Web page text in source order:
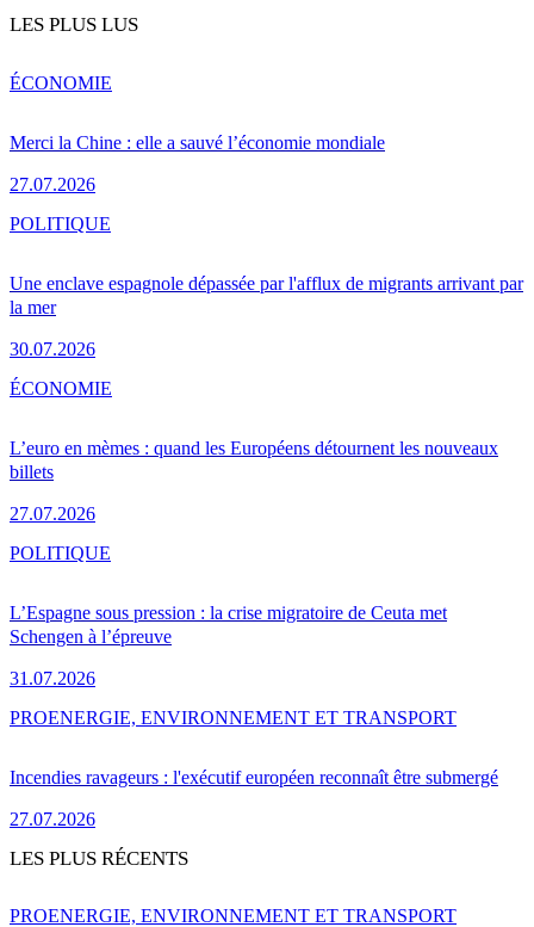
LES PLUS LUS
Merci la Chine : elle a sauvé l’économie mondiale
27.07.2026
ÉCONOMIE
Une enclave espagnole dépassée par l'afflux de migrants arrivant par
la mer
30.07.2026
POLITIQUE
L’euro en mèmes : quand les Européens détournent les nouveaux
billets
27.07.2026
ÉCONOMIE
L’Espagne sous pression : la crise migratoire de Ceuta met
Schengen à l’épreuve
31.07.2026
POLITIQUE
Incendies ravageurs : l'exécutif européen reconnaît être submergé
27.07.2026
PROENERGIE, ENVIRONNEMENT ET TRANSPORT
LES PLUS RÉCENTS
PROENERGIE, ENVIRONNEMENT ET TRANSPORT